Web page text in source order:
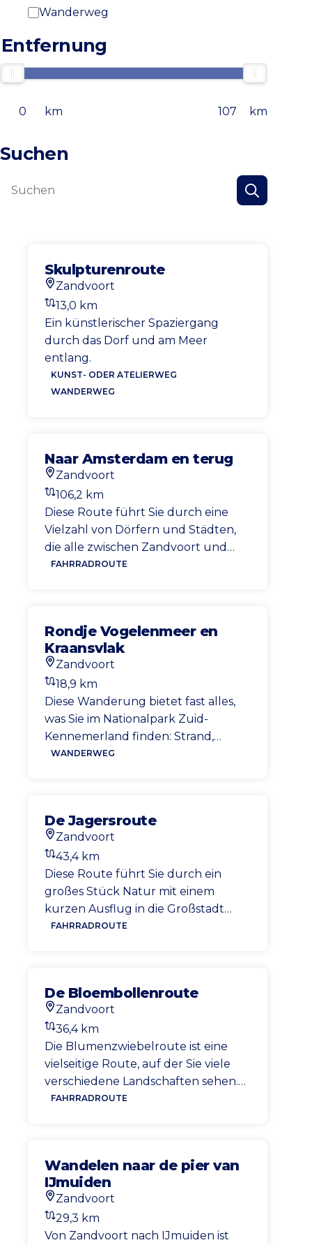
Wanderweg
Entfernung
km km
Suchen
Suchen
Skulpturenroute
Startort
Zandvoort
Entfernung
13,0 km
Ein künstlerischer Spaziergang
durch das Dorf und am Meer
entlang.
KUNST- ODER ATELIERWEG
WANDERWEG
Naar Amsterdam en terug
Startort
Zandvoort
Entfernung
106,2 km
Diese Route führt Sie durch eine
Vielzahl von Dörfern und Städten,
die alle zwischen Zandvoort und
Amsterdam liegen. Vom Land in die
Route, die Ihnen einen
wunderschönen Teil der
Niederlande zeigt.
FAHRRADROUTE
Rondje Vogelenmeer en
Kraansvlak
Startort
Zandvoort
Entfernung
18,9 km
Diese Wanderung bietet fast alles,
was Sie im Nationalpark Zuid-
Kennemerland finden: Strand,
Dünen, Vielfalt und mit etwas Glück
des Wisent-Aussichtspunkts.
WANDERWEG
De Jagersroute
Startort
Zandvoort
Entfernung
43,4 km
Diese Route führt Sie durch ein
großes Stück Natur mit einem
kurzen Ausflug in die Großstadt
Haarlem. Hier haben Sie die
Ihre Route durch ein weiteres
Dünenstück zu beenden.
FAHRRADROUTE
De Bloembollenroute
Startort
Zandvoort
Entfernung
36,4 km
Die Blumenzwiebelroute ist eine
vielseitige Route, auf der Sie viele
verschiedene Landschaften sehen.
Sie radeln entlang der Küste
Noordwijk ankommen, können Sie
die wunderschön gefärbten
Blumenzwiebelfelder genießen.
FAHRRADROUTE
Wandelen naar de pier van
IJmuiden
Startort
Zandvoort
Entfernung
29,3 km
Von Zandvoort nach IJmuiden ist